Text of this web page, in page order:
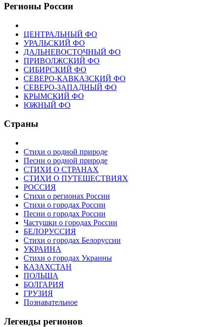
Регионы России
ЦЕНТРАЛЬНЫЙ ФО
УРАЛЬСКИЙ ФО
ДАЛЬНЕВОСТОЧНЫЙ ФО
ПРИВОЛЖСКИЙ ФО
СИБИРСКИЙ ФО
СЕВЕРО-КАВКАЗСКИЙ ФО
СЕВЕРО-ЗАПАДНЫЙ ФО
КРЫМСКИЙ ФО
ЮЖНЫЙ ФО
Страны
Стихи о родной природе
Песни о родной природе
СТИХИ О СТРАНАХ
СТИХИ О ПУТЕШЕСТВИЯХ
РОССИЯ
Стихи о регионах России
Стихи о городах России
Песни о городах России
Частушки о городах России
БЕЛОРУССИЯ
Стихи о городах Белоруссии
УКРАИНА
Стихи о городах Украины
КАЗАХСТАН
ПОЛЬША
БОЛГАРИЯ
ГРУЗИЯ
Познавательное
Легенды регионов